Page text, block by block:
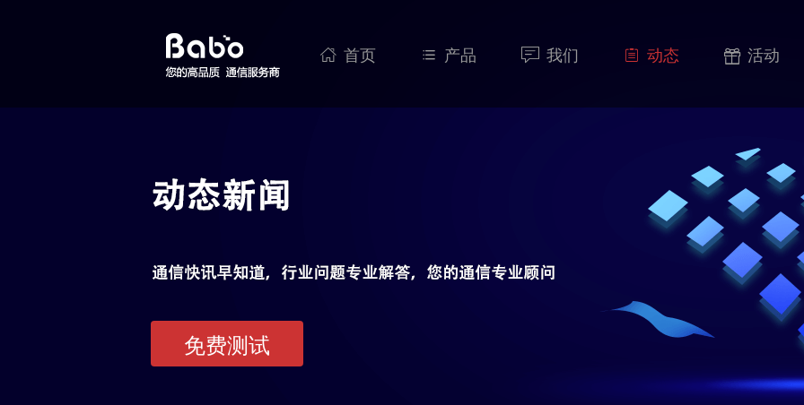
 首页  产品  我们  动态  活动
免费测试